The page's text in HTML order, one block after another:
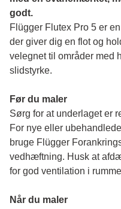
godt.
Flügger Flutex Pro 5 er
der giver dig en flot og
velegnet til områder med
slidstyrke.
Før du maler
Sørg for at underlaget er
For nye eller
bruge Flügger
vedhæftning. Husk at
for god ventilation i
Når du maler